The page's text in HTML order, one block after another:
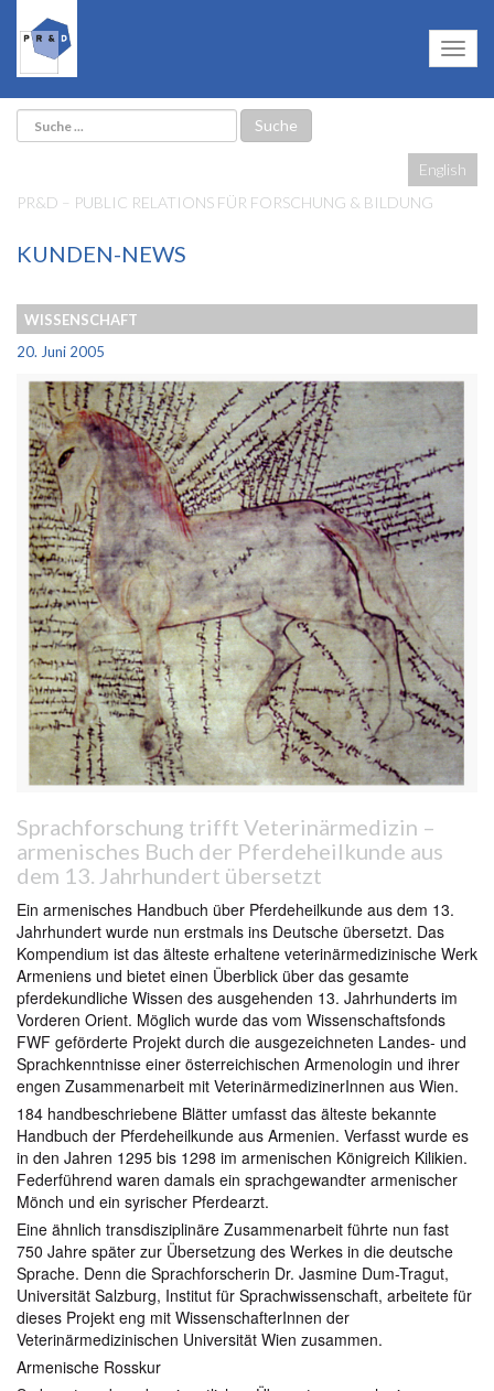
English
PR&D – PUBLIC RELATIONS FÜR FORSCHUNG & BILDUNG
KUNDEN-NEWS
WISSENSCHAFT
20. Juni 2005
Sprachforschung trifft Veterinärmedizin –
armenisches Buch der Pferdeheilkunde aus
dem 13. Jahrhundert übersetzt
Ein armenisches Handbuch über Pferdeheilkunde aus dem 13.
Jahrhundert wurde nun erstmals ins Deutsche übersetzt. Das
Kompendium ist das älteste erhaltene veterinärmedizinische Werk
Armeniens und bietet einen Überblick über das gesamte
pferdekundliche Wissen des ausgehenden 13. Jahrhunderts im
Vorderen Orient. Möglich wurde das vom Wissenschaftsfonds
FWF geförderte Projekt durch die ausgezeichneten Landes- und
Sprachkenntnisse einer österreichischen Armenologin und ihrer
engen Zusammenarbeit mit VeterinärmedizinerInnen aus Wien.
184 handbeschriebene Blätter umfasst das älteste bekannte
Handbuch der Pferdeheilkunde aus Armenien. Verfasst wurde es
in den Jahren 1295 bis 1298 im armenischen Königreich Kilikien.
Federführend waren damals ein sprachgewandter armenischer
Mönch und ein syrischer Pferdearzt.
Eine ähnlich transdisziplinäre Zusammenarbeit führte nun fast
750 Jahre später zur Übersetzung des Werkes in die deutsche
Sprache. Denn die Sprachforscherin Dr. Jasmine Dum-Tragut,
Universität Salzburg, Institut für Sprachwissenschaft, arbeitete für
dieses Projekt eng mit WissenschafterInnen der
Veterinärmedizinischen Universität Wien zusammen.
Armenische Rosskur